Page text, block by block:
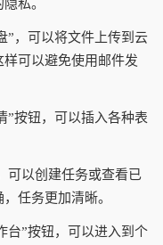
私。
”，可以将文件上传到云
可以避免使用邮件发
”按钮，可以插入各种表
可以创建任务或查看已
任务更加清晰。
台”按钮，可以进入到个